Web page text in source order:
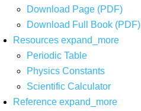
Download Page (PDF)
Download Full Book (PDF)
Resources expand_more
Periodic Table
Physics Constants
Scientific Calculator
Reference expand_more